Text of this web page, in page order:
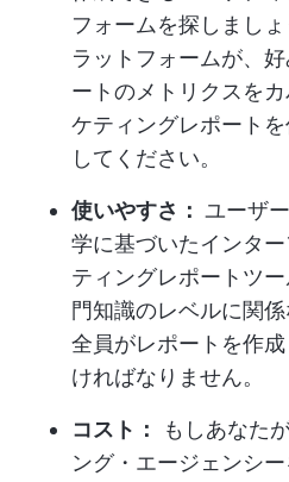
フォームを探しまし
ラットフォームが、
ートのメトリクスを
ケティングレポート
してください。
使いやすさ： ユーザ
学に基づいたインタ
ティングレポートツ
門知識のレベルに関
全員がレポートを作
ければなりません。
コスト： もしあなた
ング・エージェンシ